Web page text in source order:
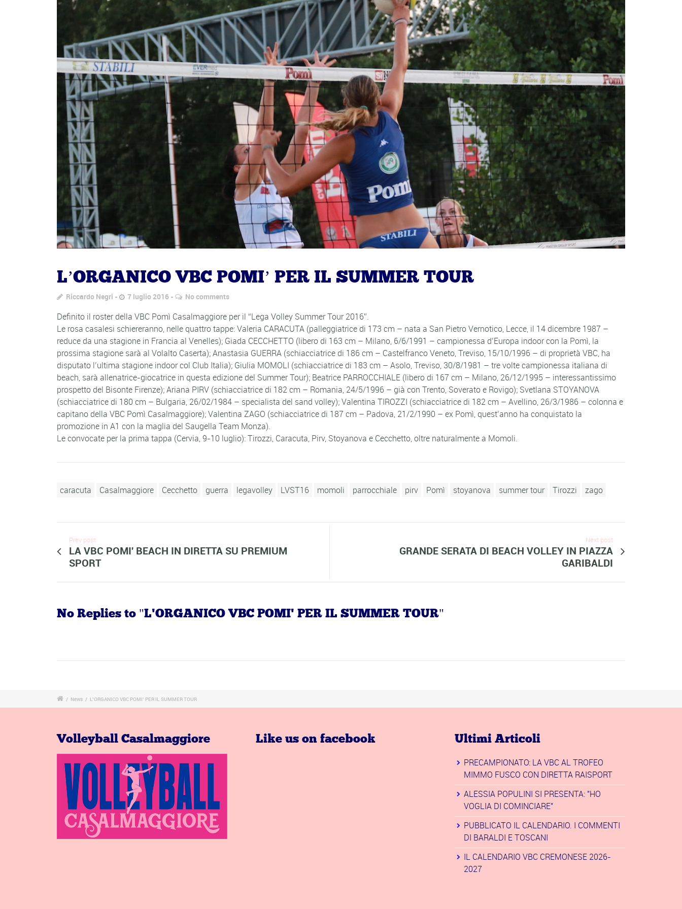
L’ORGANICO VBC POMI’ PER IL SUMMER TOUR
Riccardo Negri 7 luglio 2016 No comments
Definito il roster della VBC Pomì Casalmaggiore per il “Lega Volley Summer Tour 2016”.
Le rosa casalesi schiereranno, nelle quattro tappe: Valeria CARACUTA (palleggiatrice di 173 cm – nata a San Pietro Vernotico, Lecce, il 14 dicembre 1987 –
reduce da una stagione in Francia al Venelles); Giada CECCHETTO (libero di 163 cm – Milano, 6/6/1991 – campionessa d’Europa indoor con la Pomì, la
prossima stagione sarà al Volalto Caserta); Anastasia GUERRA (schiacciatrice di 186 cm – Castelfranco Veneto, Treviso, 15/10/1996 – di proprietà VBC, ha
disputato l’ultima stagione indoor col Club Italia); Giulia MOMOLI (schiacciatrice di 183 cm – Asolo, Treviso, 30/8/1981 – tre volte campionessa italiana di
beach, sarà allenatrice-giocatrice in questa edizione del Summer Tour); Beatrice PARROCCHIALE (libero di 167 cm – Milano, 26/12/1995 – interessantissimo
prospetto del Bisonte Firenze); Ariana PIRV (schiacciatrice di 182 cm – Romania, 24/5/1996 – già con Trento, Soverato e Rovigo); Svetlana STOYANOVA
(schiacciatrice di 180 cm – Bulgaria, 26/02/1984 – specialista del sand volley); Valentina TIROZZI (schiacciatrice di 182 cm – Avellino, 26/3/1986 – colonna e
capitano della VBC Pomì Casalmaggiore); Valentina ZAGO (schiacciatrice di 187 cm – Padova, 21/2/1990 – ex Pomì, quest’anno ha conquistato la
promozione in A1 con la maglia del Saugella Team Monza).
Le convocate per la prima tappa (Cervia, 9-10 luglio): Tirozzi, Caracuta, Pirv, Stoyanova e Cecchetto, oltre naturalmente a Momoli.
caracuta Casalmaggiore Cecchetto guerra legavolley LVST16 momoli parrocchiale pirv Pomì stoyanova summer tour Tirozzi zago
Prev post
LA VBC POMI' BEACH IN DIRETTA SU PREMIUM
SPORT
Next post
GRANDE SERATA DI BEACH VOLLEY IN PIAZZA
GARIBALDI
No Replies to "L'ORGANICO VBC POMI' PER IL SUMMER TOUR"
/ News / L’ORGANICO VBC POMI’ PER IL SUMMER TOUR
Volleyball Casalmaggiore Like us on facebook Ultimi Articoli
PRECAMPIONATO: LA VBC AL TROFEO
MIMMO FUSCO CON DIRETTA RAISPORT
ALESSIA POPULINI SI PRESENTA: "HO
VOGLIA DI COMINCIARE"
PUBBLICATO IL CALENDARIO. I COMMENTI
DI BARALDI E TOSCANI
IL CALENDARIO VBC CREMONESE 2026-
2027